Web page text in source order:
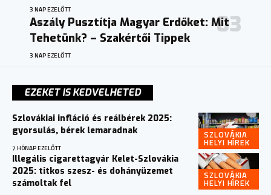
3 NAP EZELŐTT
Aszály Pusztítja Magyar Erdőket: Mit
Tehetünk? – Szakértői Tippek
3 NAP EZELŐTT
EZEKET IS KEDVELHETED
SZLOVÁKIA
HELYI HÍREK
Szlovákiai infláció és reálbérek 2025:
gyorsulás, bérek lemaradnak
7 HÓNAP EZELŐTT
SZLOVÁKIA
HELYI HÍREK
Illegális cigarettagyár Kelet-Szlovákia
2025: titkos szesz- és dohányüzemet
számoltak fel